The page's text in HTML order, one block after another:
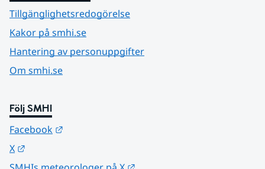
Tillgänglighetsredogörelse
Kakor på smhi.se
Hantering av personuppgifter
Om smhi.se
Följ SMHI
Facebook
X